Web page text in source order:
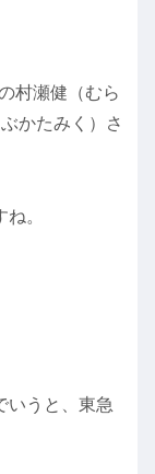
村瀬健（むら
かたみく）さ
。
いうと、東急